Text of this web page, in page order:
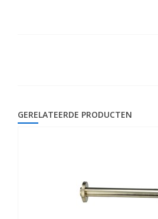
GERELATEERDE PRODUCTEN